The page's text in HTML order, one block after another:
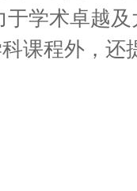
于学术卓越
课程外，还